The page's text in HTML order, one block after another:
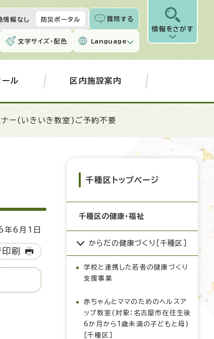
情報なし 防災ポータル 質問する
文字サイズ・配色 Language
情報をさがす
ール 区内施設案内
ー(いきいき教室)ご予約不要
6月1日
刷
千種区トップページ
千種区の健康・福祉
からだの健康づくり［千種区］
学校と連携した若者の健康づくり
支援事業
赤ちゃんとママのためのヘルスア
ップ教室(対象：名古屋市在住生後
6か月から1歳未満の子どもと母)
［千種区］